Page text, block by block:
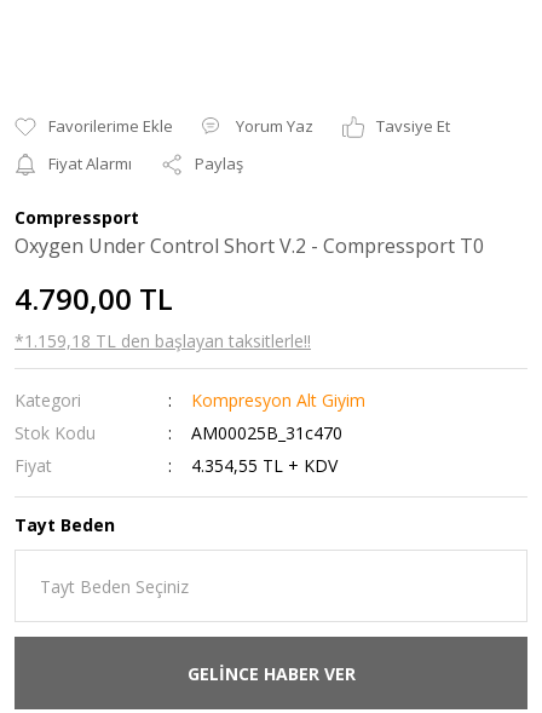
Yorum Yaz
Tavsiye Et
Fiyat Alarmı
Paylaş
Compressport
Oxygen Under Control Short V.2 - Compressport T0
4.790,00 TL
*1.159,18 TL den başlayan taksitlerle!!
Kategori
Kompresyon Alt Giyim
Stok Kodu
AM00025B_31c470
Fiyat
4.354,55 TL + KDV
Tayt Beden
GELİNCE HABER VER